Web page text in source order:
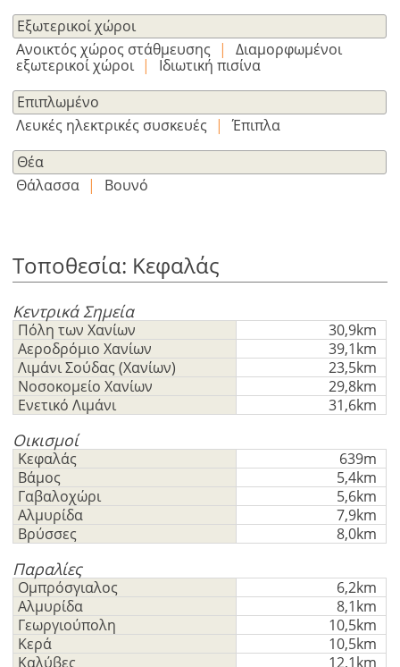
Εξωτερικοί χώροι
Ανοικτός χώρος στάθμευσης |
Διαμορφωμένοι
εξωτερικοί χώροι |
Ιδιωτική πισίνα
Επιπλωμένο
Λευκές ηλεκτρικές συσκευές |
Έπιπλα
Θέα
Θάλασσα | Βουνό
Τοποθεσία: Κεφαλάς
Κεντρικά Σημεία
Πόλη των Χανίων
30,9km
Αεροδρόμιο Χανίων
39,1km
Λιμάνι Σούδας (Χανίων)
23,5km
Νοσοκομείο Χανίων
29,8km
Ενετικό Λιμάνι
31,6km
Οικισμοί
Κεφαλάς
639m
Βάμος
5,4km
Γαβαλοχώρι
5,6km
Αλμυρίδα
7,9km
Βρύσσες
8,0km
Παραλίες
Ομπρόσγιαλος
6,2km
Αλμυρίδα
8,1km
Γεωργιούπολη
10,5km
Κερά
10,5km
Καλύβες
12,1km